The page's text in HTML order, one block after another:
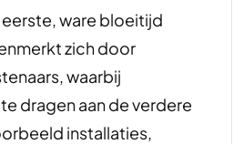
eerste, ware bloeitijd
zich door
waarbij
dragen aan de verdere
installaties,